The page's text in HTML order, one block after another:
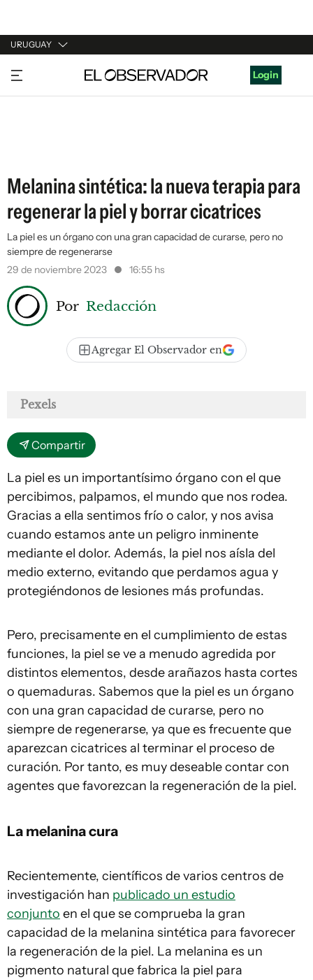
URUGUAY
URUGUAY
ARGENTINA
Login
Melanina sintética: la nueva terapia para
regenerar la piel y borrar cicatrices
La piel es un órgano con una gran capacidad de curarse, pero no
siempre de regenerarse
29 de noviembre 2023
16:55 hs
Por Redacción
Agregar El Observador en
Pexels
Compartir
La piel es un importantísimo órgano con el que
percibimos, palpamos, el mundo que nos rodea.
Gracias a ella sentimos frío o calor, y nos avisa
cuando estamos ante un peligro inminente
mediante el dolor. Además, la piel nos aísla del
medio externo, evitando que perdamos agua y
protegiéndonos de lesiones más profundas.
Pero, precisamente en el cumplimiento de estas
funciones, la piel se ve a menudo agredida por
distintos elementos, desde arañazos hasta cortes
o quemaduras. Sabemos que la piel es un órgano
con una gran capacidad de curarse, pero no
siempre de regenerarse, ya que es frecuente que
aparezcan cicatrices al terminar el proceso de
curación. Por tanto, es muy deseable contar con
agentes que favorezcan la regeneración de la piel.
La melanina cura
Recientemente, científicos de varios centros de
investigación han publicado un estudio
conjunto en el que se comprueba la gran
capacidad de la melanina sintética para favorecer
la regeneración de la piel. La melanina es un
pigmento natural que fabrica la piel para